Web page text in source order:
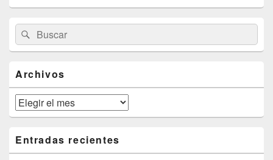
área
de
widget
lateral
primaria
Buscar
por:
Buscar
Archivos
Archivos
Entradas recientes